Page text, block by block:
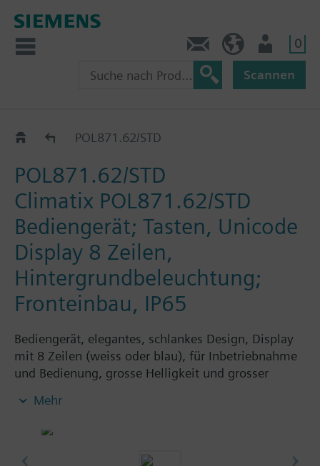
0
Scannen
Bedieneinheiten
POL871.62/STD
POL871.62/STD
Climatix POL871.62/STD
Bediengerät; Tasten, Unicode
Display 8 Zeilen,
Hintergrundbeleuchtung;
Fronteinbau, IP65
Bediengerät, elegantes, schlankes Design, Display
mit 8 Zeilen (weiss oder blau), für Inbetriebnahme
und Bedienung, grosse Helligkeit und grosser
Schaltschrankmontage mit Schrauben (IP65).
Mehr